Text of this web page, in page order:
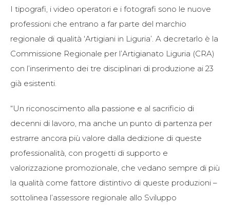
I tipografi, i video operatori e i fotografi sono le nuove
professioni che entrano a far parte del marchio
regionale di qualità ‘Artigiani in Liguria’. A decretarlo è la
Commissione Regionale per l’Artigianato Liguria (CRA)
con l’inserimento dei tre disciplinari di produzione ai 23
già esistenti.
“Un riconoscimento alla passione e al sacrificio di
decenni di lavoro, ma anche un punto di partenza per
estrarre ancora più valore dalla dedizione di queste
professionalità, con progetti di supporto e
valorizzazione promozionale, che vedano sempre di più
la qualità come fattore distintivo di queste produzioni –
sottolinea l’assessore regionale allo Sviluppo